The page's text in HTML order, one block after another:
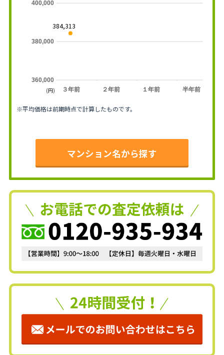
３年前 ２年前 １年前 半年前
360,000
380,000
400,000
384,313
(円)
※平均価格は前期時点で計算したものです。
マンション名から探す